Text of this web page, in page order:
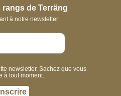
rangs de Terräng
à notre newsletter
newsletter. Sachez que vous
à tout moment.